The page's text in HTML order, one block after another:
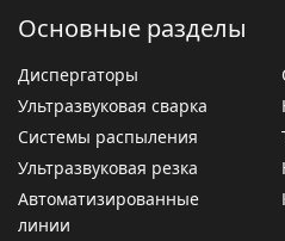
Основные разделы
Диспергаторы
Ультразвуковая сварка
Системы распыления
Ультразвуковая резка
Автоматизированные
линии